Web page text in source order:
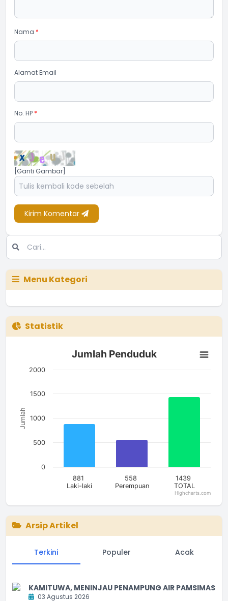
Nama *
Alamat Email
No. HP *
[Ganti Gambar]
Kirim Komentar
Menu Kategori
Statistik
Jumlah Penduduk
Bar chart with 3 bars.
The chart has 1 X axis displaying categories.
Jumlah
Jumlah Penduduk
881
Laki-laki
558
Perempuan
1439
TOTAL
0
500
1000
1500
2000
Highcharts.com
Arsip Artikel
Terkini Populer Acak
KAMITUWA, MENINJAU PENAMPUNG AIR PAMSIMAS
03 Agustus 2026